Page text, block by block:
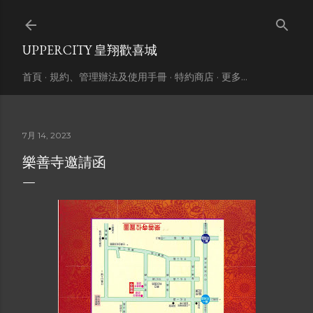
UPPERCITY 皇翔歡喜城
首頁 規約、管理辦法及使用手冊 特約商店 更多…
7月 14, 2023
樂善寺邀請函